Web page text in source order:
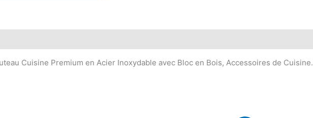
Cuisine Premium en Acier Inoxydable avec Bloc en Bois, Accessoires de Cuisine.